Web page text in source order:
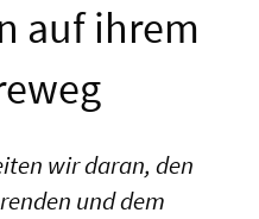
auf ihrem
wir daran, den
und dem